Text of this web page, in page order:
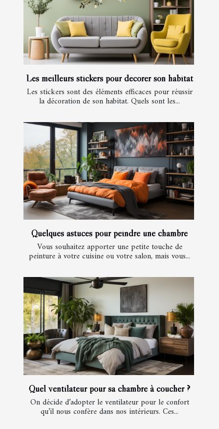
Les meilleurs stickers pour décorer son habitat
Les stickers sont des éléments efficaces pour réussir
la décoration de son habitat. Quels sont les...
Quelques astuces pour peindre une chambre
Vous souhaitez apporter une petite touche de
peinture à votre cuisine ou votre salon, mais vous...
Quel ventilateur pour sa chambre à coucher ?
On décide d’adopter le ventilateur pour le confort
qu’il nous confère dans nos intérieurs. Ces...